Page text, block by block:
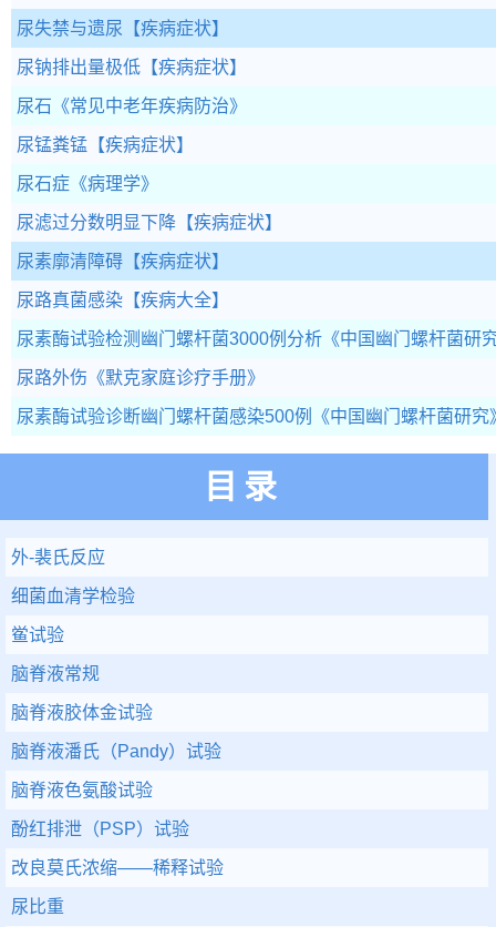
尿失禁与遗尿 【疾病症状】
尿钠排出量极低 【疾病症状】
尿石 《常见中老年疾病防治》
尿锰粪锰 【疾病症状】
尿石症 《病理学》
尿滤过分数明显下降 【疾病症状】
尿素廓清障碍 【疾病症状】
尿路真菌感染 【疾病大全】
尿素酶试验检测幽门螺杆菌3000例分析 《中国幽门螺杆菌研
尿路外伤 《默克家庭诊疗手册》
尿素酶试验诊断幽门螺杆菌感染500例 《中国幽门螺杆菌研究
目录
外-裴氏反应
细菌血清学检验
鲎试验
脑脊液常规
脑脊液胶体金试验
脑脊液潘氏（Pandy）试验
脑脊液色氨酸试验
酚红排泄（PSP）试验
改良莫氏浓缩——稀释试验
尿比重